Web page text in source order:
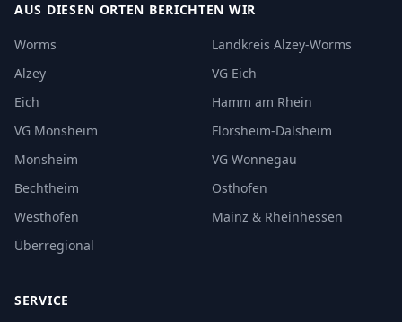
AUS DIESEN ORTEN BERICHTEN WIR
Worms
Landkreis Alzey-Worms
Alzey
VG Eich
Eich
Hamm am Rhein
VG Monsheim
Flörsheim-Dalsheim
Monsheim
VG Wonnegau
Bechtheim
Osthofen
Westhofen
Mainz & Rheinhessen
Überregional
SERVICE